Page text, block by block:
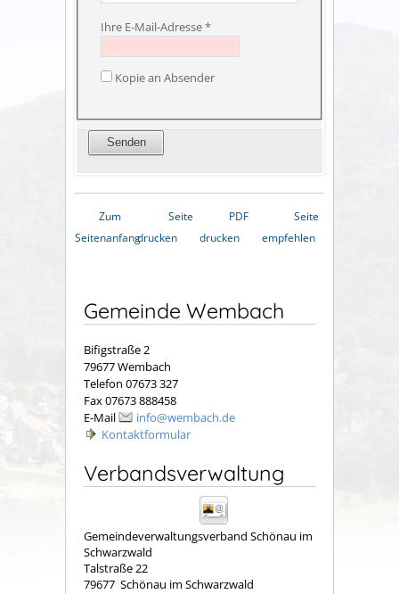
Ihre E-Mail-Adresse*
Kopie an Absender
Zum
Seitenanfang
Seite
drucken
PDF
drucken
Seite
empfehlen
Gemeinde Wembach
Bifigstraße 2
79677 Wembach
Telefon 07673 327
Fax 07673 888458
E-Mail
info@wembach.de
Kontaktformular
Verbandsverwaltung
Gemeindeverwaltungsverband Schönau im
Schwarzwald
Talstraße 22
79677 Schönau im Schwarzwald